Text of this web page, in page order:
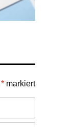
* markiert